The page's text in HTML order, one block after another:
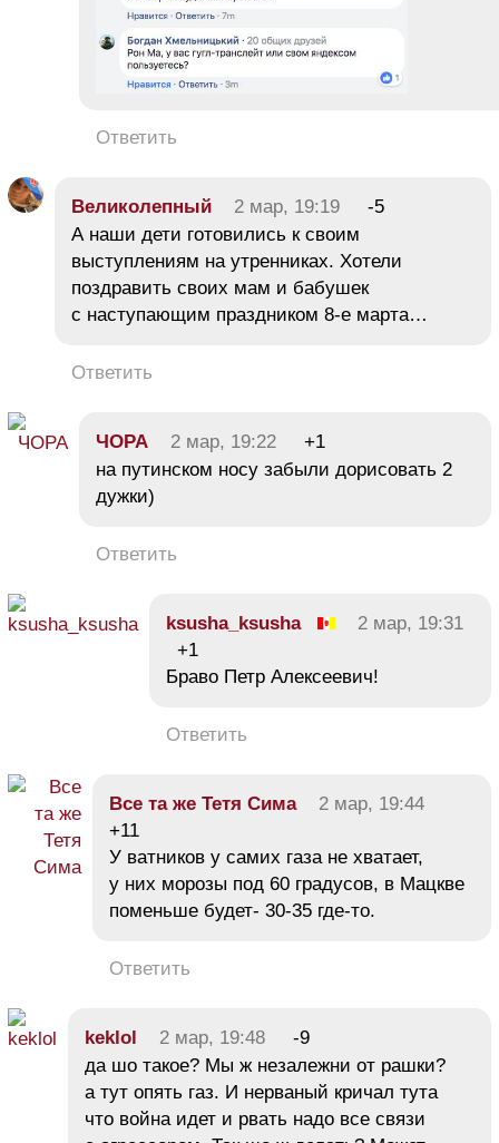
Ответить
Великолепный 2 мар, 19:19
-5
А наши дети готовились к своим
выступлениям на утренниках. Хотели
поздравить своих мам и бабушек
с наступающим праздником 8-е марта…
Ответить
ЧОРА 2 мар, 19:22
+1
на путинском носу забыли дорисовать 2
дужки)
Ответить
ksusha_ksusha
2 мар, 19:31
+1
Браво Петр Алексеевич!
Ответить
Все та же Тетя Сима
2 мар, 19:44
+11
У ватников у самих газа не хватает,
у них морозы под 60 градусов, в Мацкве
поменьше будет- 30-35 где-то.
Ответить
keklol 2 мар, 19:48
-9
да шо такое? Мы ж незалежни от рашки?
а тут опять газ. И нерваный кричал тута
что война идет и рвать надо все связи